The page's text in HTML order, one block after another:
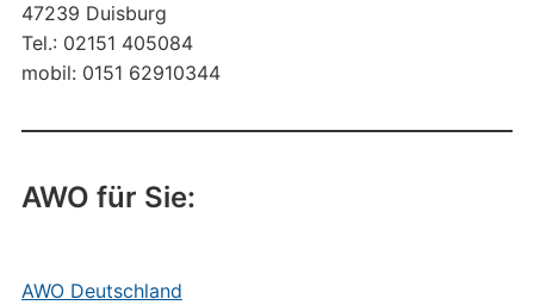
47239 Duisburg
Tel.: 02151 405084
mobil: 0151 62910344
AWO für Sie:
AWO Deutschland